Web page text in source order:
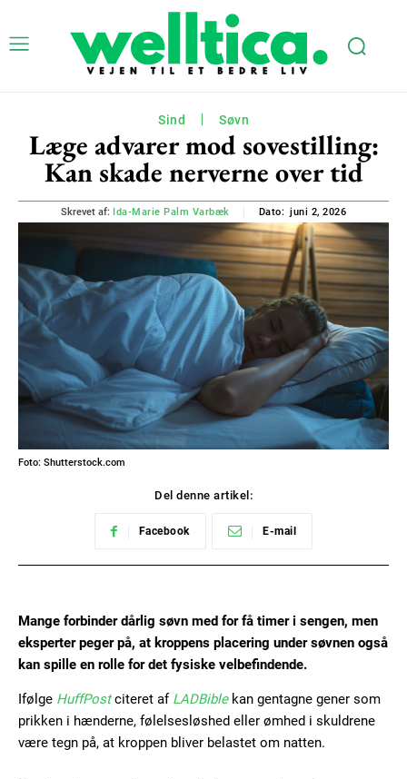
Sind Søvn
Læge advarer mod sovestilling:
Kan skade nerverne over tid
Skrevet af: Ida-Marie Palm Varbæk Dato: juni 2, 2026
Foto: Shutterstock.com
Del denne artikel:
Facebook E-mail
Mange forbinder dårlig søvn med for få timer i sengen, men
eksperter peger på, at kroppens placering under søvnen også
kan spille en rolle for det fysiske velbefindende.
Ifølge HuffPostciteret af LADBiblekan gentagne gener som
prikken i hænderne, følelsesløshed eller ømhed i skuldrene
være tegn på, at kroppen bliver belastet om natten.